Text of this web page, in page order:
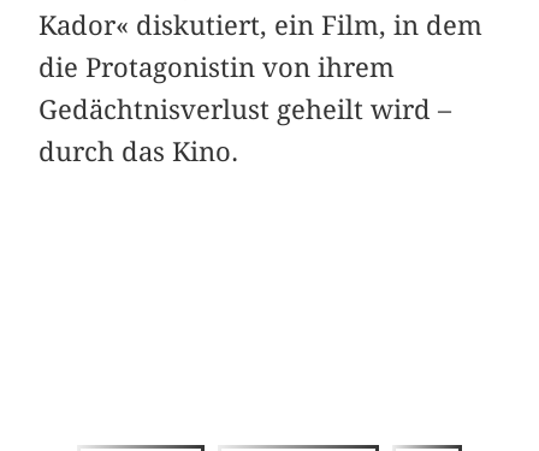
Kador« diskutiert, ein Film, in dem
die Protagonistin von ihrem
Gedächtnisverlust geheilt wird –
durch das Kino.